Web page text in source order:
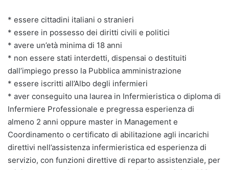
* essere cittadini italiani o stranieri
* essere in possesso dei diritti civili e politici
* avere un’età minima di 18 anni
* non essere stati interdetti, dispensai o destituiti
dall’impiego presso la Pubblica amministrazione
* essere iscritti all’Albo degli infermieri
* aver conseguito una laurea in Infermieristica o diploma di
Infermiere Professionale e pregressa esperienza di
almeno 2 anni oppure master in Management e
Coordinamento o certificato di abilitazione agli incarichi
direttivi nell’assistenza infermieristica ed esperienza di
servizio, con funzioni direttive di reparto assistenziale, per